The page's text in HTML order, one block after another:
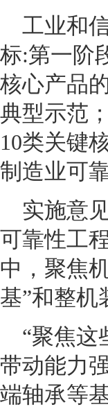
工业和
标:第一阶
核心产品
典型示范
10类关键
制造业可
实施意
可靠性工
中，聚焦
基”和整机
“聚焦这
带动能力
端轴承等